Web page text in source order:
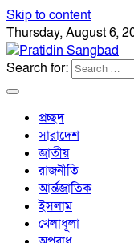
Skip to content
Thursday, August 6,
Search for:
প্রচ্ছদ
সারাদেশ
জাতীয়
রাজনীতি
আর্ন্তজাতিক
ইসলাম
খেলাধূলা